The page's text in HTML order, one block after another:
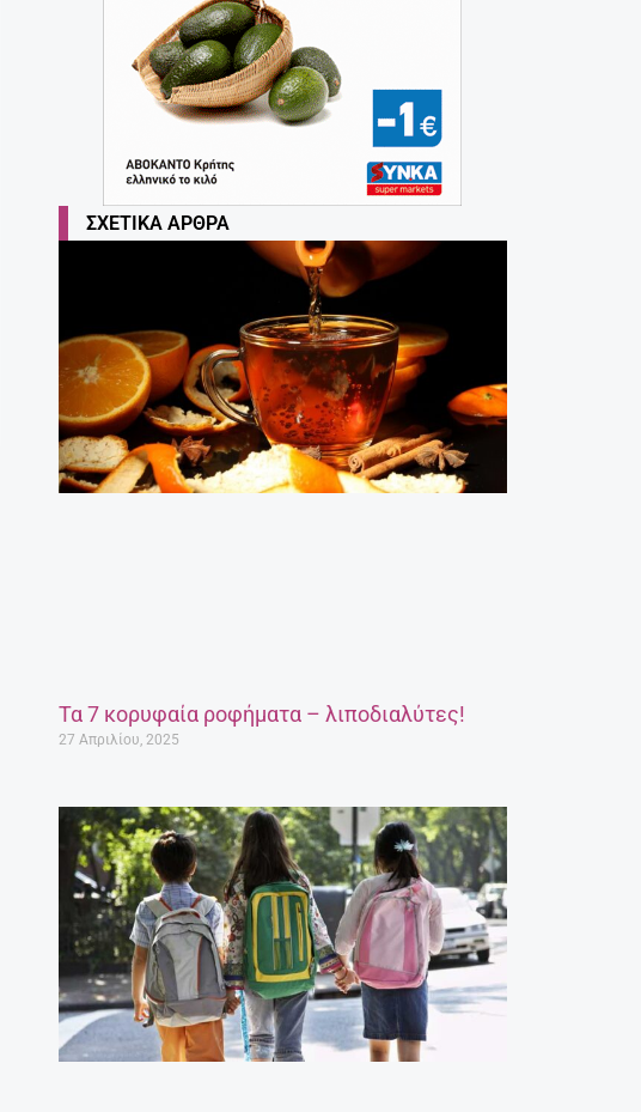
ΣΧΕΤΙΚΆ ΆΡΘΡΑ
Τα 7 κορυφαία ροφήματα – λιποδιαλύτες!
27 Απριλίου, 2025